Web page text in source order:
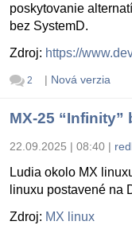
poskytovanie
bez SystemD.
Zdroj: https://
2 | Nová verzia
MX-25 “Infinity”
22.09.2025 | 08:40 |
Ludia okolo MX
linuxu postavené na
Zdroj: MX linux